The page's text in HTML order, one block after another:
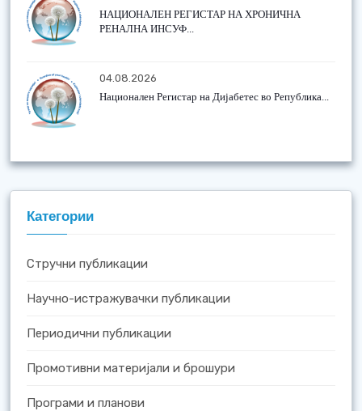
НАЦИОНАЛЕН РЕГИСТАР НА ХРОНИЧНА
РЕНАЛНА ИНСУФ...
04.08.2026
Национален Регистар на Дијабетес во Република...
Категории
Стручни публикации
Научно-истражувачки публикации
Периодични публикации
Промотивни материјали и брошури
Програми и планови